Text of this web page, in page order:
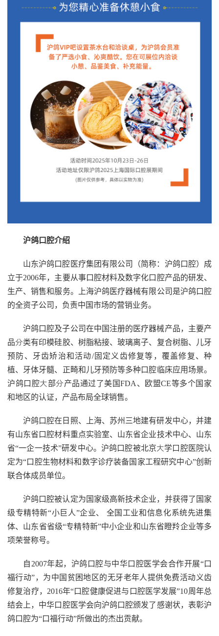
沪鸽口腔介绍
山东沪鸽口腔医疗集团有限公司（简称：沪鸽口腔）成
立于2006年，主要从事口腔材料及数字化口腔产品的研发、
生产、销售和服务。上海沪鸽医疗器械有限公司是沪鸽口腔
的全资子公司，负责中国市场的营销业务。
沪鸽口腔及子公司在中国注册的医疗器械产品，主要产
品分类有印模硅胶、树脂粘接、玻璃离子、复合树脂、儿牙
预防、牙齿矫治和活动/固定义齿修复等，覆盖修复、种
植、牙体牙髓、正畸和儿牙预防等多种口腔临床应用场景。
沪鸽口腔大部分产品通过了美国FDA、欧盟CE等多个国家
和地区的认证，产品布局全球销售。
沪鸽口腔在日照、上海、苏州三地建有研发中心，并建
有山东省口腔材料重点实验室、山东省企业技术中心、山东
省“一企一技术”研发中心。沪鸽口腔被北京大学口腔医院认
定为“口腔生物材料和数字诊疗装备国家工程研究中心”创新
联合体成员单位。
沪鸽口腔被认定为国家级高新技术企业，并获得了国家
级专精特新“小巨人”企业、 全国工业和信息化系统先进集
体、山东省省级“专精特新”中小企业和山东省瞪羚企业等多
项荣誉称号。
自2007年起，沪鸽口腔与中华口腔医学会合作开展“口
福行动”，为中国贫困地区的无牙老年人提供免费活动义齿
修复治疗，2016年“口腔健康促进与口腔医学发展”10周年总
结会上，中华口腔医学会向沪鸽口腔颁发了感谢状，表彰沪
鸽口腔为“口福行动”所做出的杰出贡献。